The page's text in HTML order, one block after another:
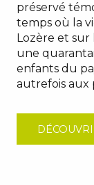
préservé
temps où la
Lozère et sur
une
enfants du
autrefois aux